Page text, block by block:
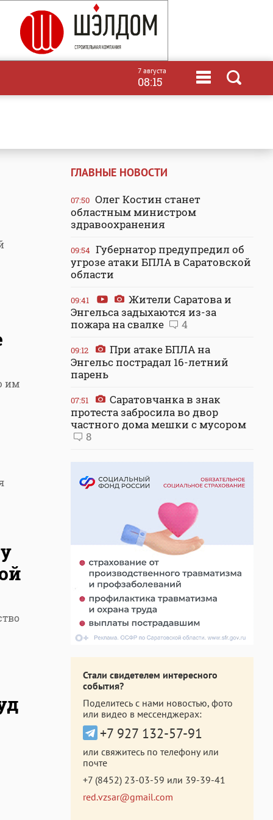
7 августа
08:15
им
ГЛАВНЫЕ НОВОСТИ
07:50 Олег Костин станет
областным министром
здравоохранения
09:54 Губернатор предупредил об
угрозе атаки БПЛА в Саратовской
области
09:41
Жители Саратова и
Энгельса задыхаются из-за
пожара на свалке
4
09:12
При атаке БПЛА на
Энгельс пострадал 16-летний
парень
07:51
Саратовчанка в знак
протеста забросила во двор
частного дома мешки с мусором
8
Стали свидетелем интересного
события?
Поделитесь с нами новостью, фото
или видео в мессенджерах:
+7 927 132-57-91
или свяжитесь по телефону или
почте
+7 (8452) 23-03-59 или 39-39-41
red.vzsar@gmail.com